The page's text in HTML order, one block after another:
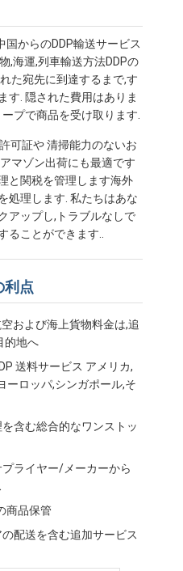
からのDDP輸送サービス
,海運,列車輸送方法DDPの
た宛先に到達するまで,す
す. 隠された費用はありま
プで商品を受け取ります.
可証や 清掃能力のないお
マゾン出荷にも最適です
と関税を管理します海外
処理します. 私たちはあな
アップし,トラブルなしで
ることができます..
利点
および海上貨物料金は,追
的地へ
送料サービス アメリカ,
ーロッパ,シンガポール,そ
含む総合的なワンストッ
ライヤー/メーカーから
商品保管
配送を含む追加サービス